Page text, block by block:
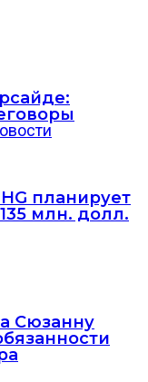
планирует
млн. долл.
Сюзанну